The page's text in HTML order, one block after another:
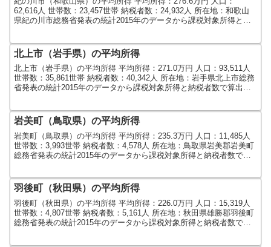
62,616人 世帯数：23,457世帯 納税者数：24,932人 所在地：和歌山
県紀の川市総務省発表の統計2015年のデータから課税対象所得と納
北上市（岩手県）の平均所得
北上市（岩手県）の平均所得 平均所得：271.0万円 人口：93,511人
世帯数：35,861世帯 納税者数：40,342人 所在地：岩手県北上市総務
省発表の統計2015年のデータから課税対象所得と納税者数で算出し
岩美町（鳥取県）の平均所得
岩美町（鳥取県）の平均所得 平均所得：235.3万円 人口：11,485人
世帯数：3,993世帯 納税者数：4,578人 所在地：鳥取県岩美郡岩美町
総務省発表の統計2015年のデータから課税対象所得と納税者数で算
羽後町（秋田県）の平均所得
羽後町（秋田県）の平均所得 平均所得：226.0万円 人口：15,319人
世帯数：4,807世帯 納税者数：5,161人 所在地：秋田県雄勝郡羽後町
総務省発表の統計2015年のデータから課税対象所得と納税者数で算